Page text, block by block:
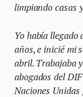
limpiando casas
Yo había llegado
años, e inicié mi
abril. Trabajaba
abogados del
Naciones Unidas